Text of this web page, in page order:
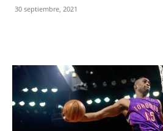
30 septiembre, 2021